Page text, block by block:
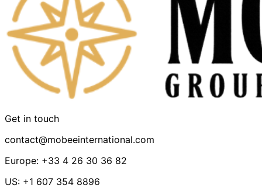
Get in touch
contact@mobeeinternational.com
Europe: +33 4 26 30 36 82
US: +1 607 354 8896